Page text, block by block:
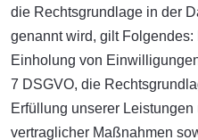
die Rechtsgrundlage in der
genannt wird, gilt
Einholung von
7 DSGVO, die
Erfüllung unserer
vertraglicher Maßnahmen